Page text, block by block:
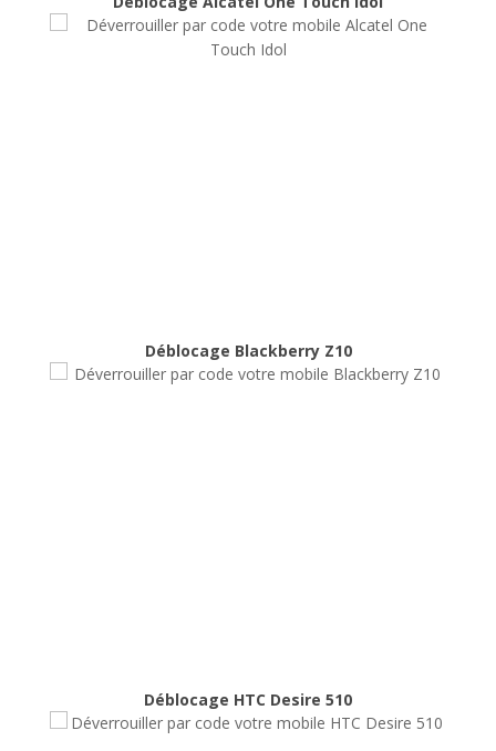
Déblocage Alcatel One Touch
Déblocage Blackberry Z10
Déblocage HTC Desire 510